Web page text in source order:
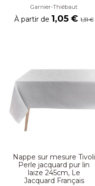
Garnier-Thiébaut
À partir de1,05 €1,31 €
Nappe sur mesure Tivoli
Perle jacquard pur lin
laize 245cm, Le
Jacquard Français